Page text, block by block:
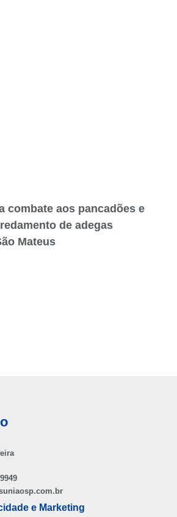
combate aos pancadões e
de adegas
Mateus
e Marketing